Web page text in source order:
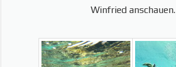
Winfried anschauen.